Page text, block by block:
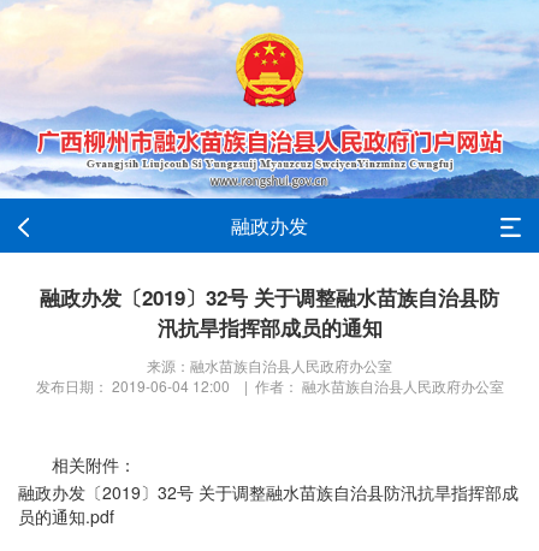
融政办发
融政办发〔2019〕32号 关于调整融水苗族自治县防
汛抗旱指挥部成员的通知
来源：融水苗族自治县人民政府办公室
发布日期： 2019-06-04 12:00 | 作者： 融水苗族自治县人民政府办公室
相关附件：
融政办发〔2019〕32号 关于调整融水苗族自治县防汛抗旱指挥部成
员的通知.pdf